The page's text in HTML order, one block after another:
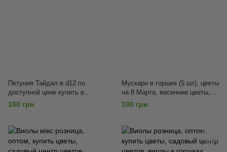
Петуния Тайдал в d12 по
доступной цене купить в
Садовом центре, Красный
100 грн
Мускари в горшке (5 шт), цветы
на 8 Марта, весенние цветы,
оптовая база цветов, цветы в
горшках, Ассорти
100 грн